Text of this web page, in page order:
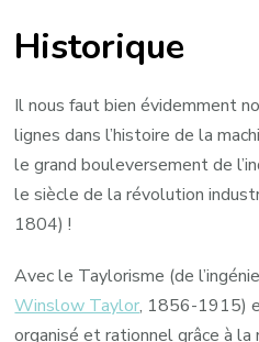
Historique
Il nous faut bien évidemment
lignes dans l’histoire de la
le grand bouleversement de
le siècle de la révolution
1804) !
Avec le Taylorisme (de
Winslow Taylor, 1856-1915)
organisé et rationnel grâce à la